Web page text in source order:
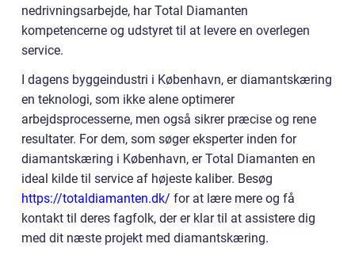
nedrivningsarbejde, har Total Diamanten
kompetencerne og udstyret til at levere en overlegen
service.
I dagens byggeindustri i København, er diamantskæring
en teknologi, som ikke alene optimerer
arbejdsprocesserne, men også sikrer præcise og rene
resultater. For dem, som søger eksperter inden for
diamantskæring i København, er Total Diamanten en
ideal kilde til service af højeste kaliber. Besøg
https://totaldiamanten.dk/ for at lære mere og få
kontakt til deres fagfolk, der er klar til at assistere dig
med dit næste projekt med diamantskæring.